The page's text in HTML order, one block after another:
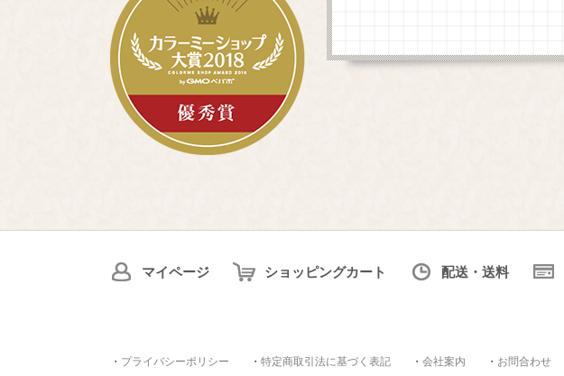
マイページ ショッピングカート 配送・送料
・ プライバシーポリシー ・ 特定商取引法に基づく表記 ・ 会社案内 ・ お問合わせ